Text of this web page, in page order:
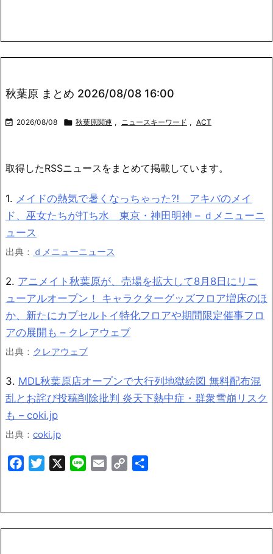
秋葉原 まとめ 2026/08/08 16:00
 2026/08/08  秋葉原関連 , ニュースキーワード , ACT
取得したRSSニュースをまとめて掲載しています。
1. メイドの熱気で暑くなっちゃった⁈ アキバのメイ
ド、巫女たちが打ち水 東京・神田明神 – ｄメニューニ
ュース
出典： ｄメニューニュース
2. アニメイト秋葉原が、売場を拡大して8月8日にリニ
ューアルオープン！ キャラクターグッズフロア増床のほ
か、新たにカプセルトイ特化フロアや期間限定催事フロ
アの展開も – クレアウェブ
出典： クレアウェブ
3. MDL秋葉原店オープンで大行列地獄絵図 無料配布混
乱とお詫び投稿削除批判 炎天下熱中症・群衆雪崩リスク
も – coki.jp
出典： coki.jp
FacebookTwitter Line Email
Copy